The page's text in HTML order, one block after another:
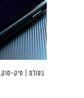
בעולם | טיק-